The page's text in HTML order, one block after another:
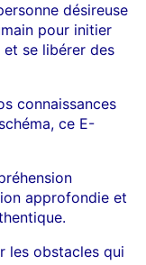
désireuse
pour initier
se libérer des
connaissances
ce E-
approfondie et
les obstacles qui